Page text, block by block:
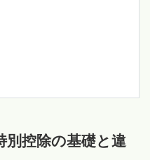
別控除の基礎と違